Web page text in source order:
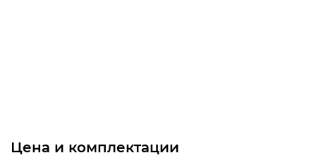
Цена и комплектации